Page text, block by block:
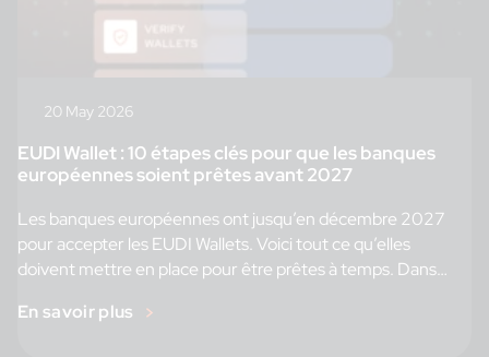
20 May 2026
EUDI Wallet : 10 étapes clés pour que les banques
européennes soient prêtes avant 2027
Les banques européennes ont jusqu’en décembre 2027
pour accepter les EUDI Wallets. Voici tout ce qu’elles
doivent mettre en place pour être prêtes à temps. Dans
Tout ce que vous devez savoir sur l’EUDI Wallet »,
En savoir plus